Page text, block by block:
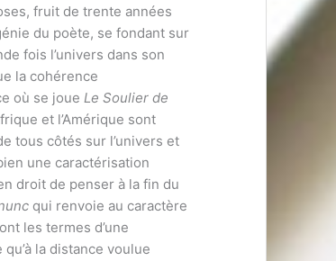
fruit de trente années
du poète, se fondant sur
fois l’univers dans son
la cohérence
où se joue Le Soulier de
et l’Amérique sont
tous côtés sur l’univers et
une caractérisation
droit de penser à la fin du
qui renvoie au caractère
les termes d’une
la distance voulue